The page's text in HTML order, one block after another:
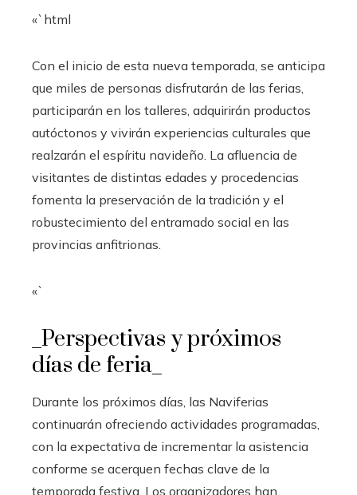
«`html
Con el inicio de esta nueva temporada, se anticipa
que miles de personas disfrutarán de las ferias,
participarán en los talleres, adquirirán productos
autóctonos y vivirán experiencias culturales que
realzarán el espíritu navideño. La afluencia de
visitantes de distintas edades y procedencias
fomenta la preservación de la tradición y el
robustecimiento del entramado social en las
provincias anfitrionas.
«`
_Perspectivas y próximos
días de feria_
Durante los próximos días, las Naviferias
continuarán ofreciendo actividades programadas,
con la expectativa de incrementar la asistencia
conforme se acerquen fechas clave de la
temporada festiva. Los organizadores han